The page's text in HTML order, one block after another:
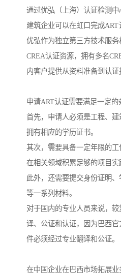
通过优弘（上海）认证检测
建筑企业可以在虹口完成ART
优弘作为独立第三方技术服
CREA认证资源，拥有多名
内客户提供从资料准备到认证
申请ART认证需要满足一定的
首先，申请人必须是工程、建
拥有相应的学历证书。
其次，需要具备一定年限的
在相关领域积累足够的项目实
此外，还需要提交身份证明
等一系列材料。
对于国内的专业人员来说，
译、公证和认证，因为巴西
件必须经过专业翻译和公证。
在中国企业在巴西市场拓展